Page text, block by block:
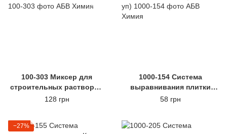
100-303 Миксер для
строительных растворов
SDS plus120/30мм POLAX
128 грн
1000-154 Система
выравнивания плитки
Основание POLAX (50 шт/
58 грн
−27%